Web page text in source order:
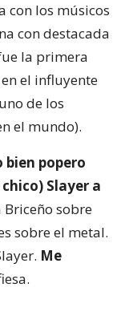
con los músicos
con destacada
la primera
el influyente
de los
el mundo).
bien popero
Slayer a
Briceño sobre
sobre el metal.
Me